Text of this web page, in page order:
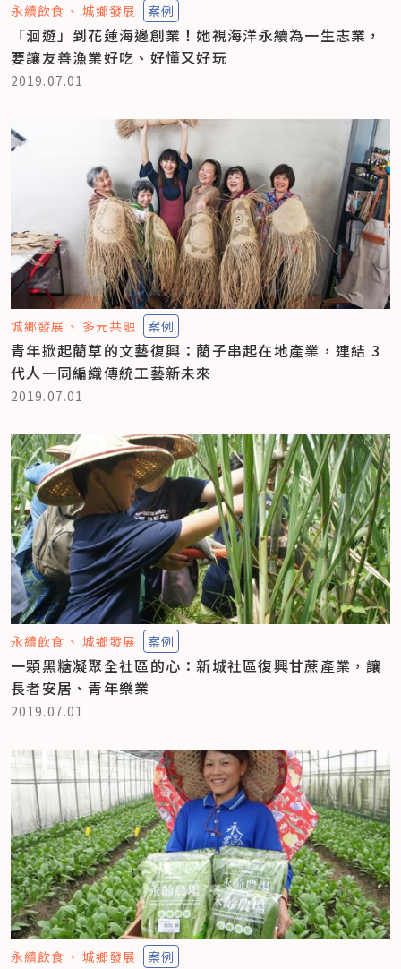
永續飲食 城鄉發展 案例
「洄遊」到花蓮海邊創業！她視海洋永續為一生志業，
要讓友善漁業好吃、好懂又好玩
2019.07.01
城鄉發展 多元共融 案例
青年掀起藺草的文藝復興：藺子串起在地產業，連結 3
代人一同編織傳統工藝新未來
2019.07.01
永續飲食 城鄉發展 案例
一顆黑糖凝聚全社區的心：新城社區復興甘蔗產業，讓
長者安居、青年樂業
2019.07.01
永續飲食 城鄉發展 案例